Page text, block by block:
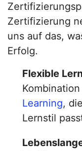
Zertifizierung
uns auf das,
Erfolg.
Flexible
Learning,
Lernstil